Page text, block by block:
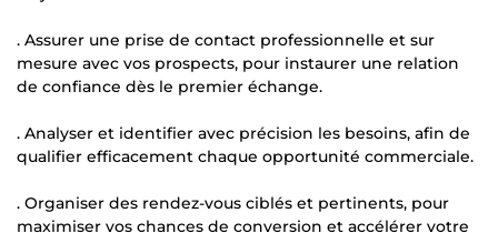
. Assurer une prise de contact professionnelle et sur
mesure avec vos prospects, pour instaurer une relation
de confiance dès le premier échange.
. Analyser et identifier avec précision les besoins, afin de
qualifier efficacement chaque opportunité commerciale.
. Organiser des rendez-vous ciblés et pertinents, pour
maximiser vos chances de conversion et accélérer votre